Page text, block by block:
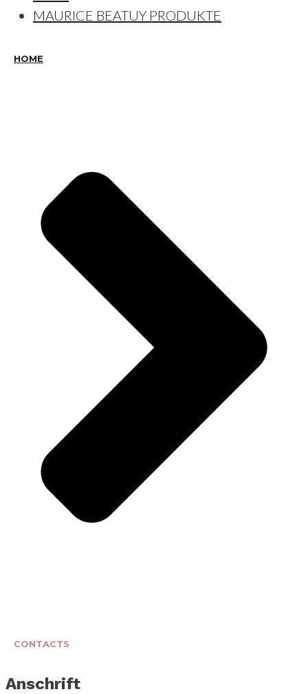
MAURICE BEATUY PRODUKTE
HOME
CONTACTS
Anschrift